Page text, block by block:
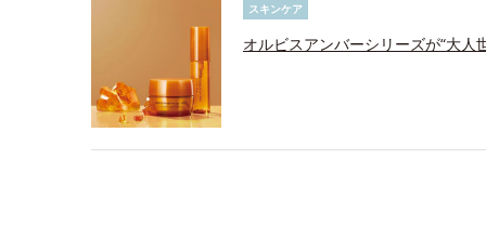
スキンケア
オルビスアンバーシリーズが“大人